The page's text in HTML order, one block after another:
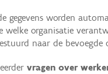
gegevens worden
welke organisatie
naar de
vragen over